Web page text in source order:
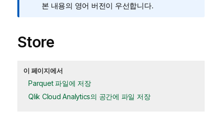
본 내용의 영어 버전이 우선합니다.
Store
이 페이지에서
Parquet 파일에 저장
Qlik Cloud Analytics의 공간에 파일 저장